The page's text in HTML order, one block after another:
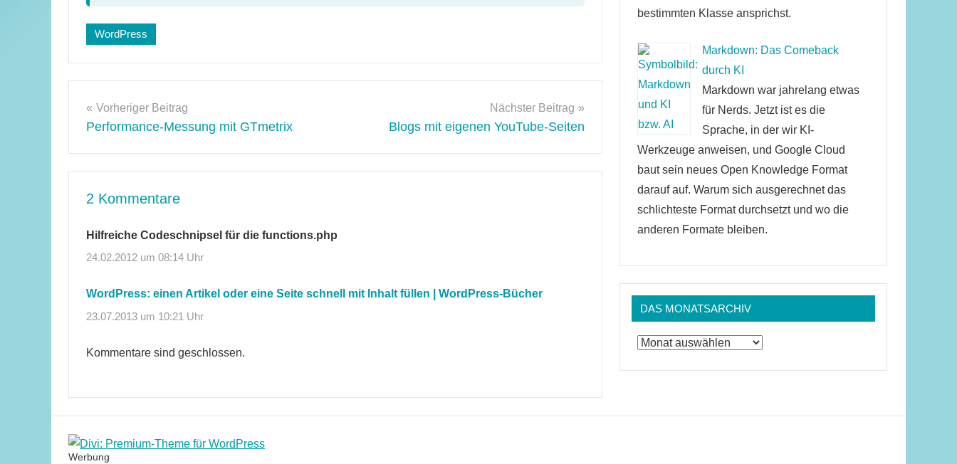
Schlagwörter:
WordPress
Beitragsnavigation
Vorheriger Beitrag
Performance-Messung mit GTmetrix
Nächster Beitrag
Blogs mit eigenen YouTube-Seiten
2 Kommentare
Hilfreiche Codeschnipsel für die functions.php
24.02.2012 um 08:14 Uhr
WordPress: einen Artikel oder eine Seite schnell mit Inhalt füllen | WordPress-Bücher
23.07.2013 um 10:21 Uhr
Kommentare sind geschlossen.
bestimmten Klasse ansprichst.
Markdown: Das Comeback
durch KI
Markdown war jahrelang etwas
für Nerds. Jetzt ist es die
Sprache, in der wir KI-
Werkzeuge anweisen, und Google Cloud
baut sein neues Open Knowledge Format
darauf auf. Warum sich ausgerechnet das
schlichteste Format durchsetzt und wo die
anderen Formate bleiben.
DAS MONATSARCHIV
Das
Werbung